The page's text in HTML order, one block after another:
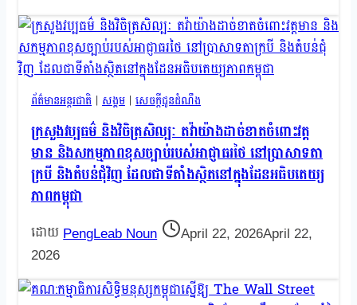
ព័ត៌មានអន្តរជាតិ | សង្គម | សេចក្តីជូនដំណឹង
ក្រសួងវប្បធម៌ និងវិចិត្រសិល្បៈ តវ៉ាយ៉ាងដាច់ខាតចំពោះវត្ត
មាន និងសកម្មភាពខុសច្បាប់របស់អាជ្ញាធរថៃ នៅប្រាសាទតា
ក្របី និងតំបន់ជុំវិញ ដែលជាទីតាំងស្ថិតនៅក្នុងដែនអធិបតេយ្យ
ភាពកម្ពុជា
PengLeab Noun April 22, 2026April 22,
2026